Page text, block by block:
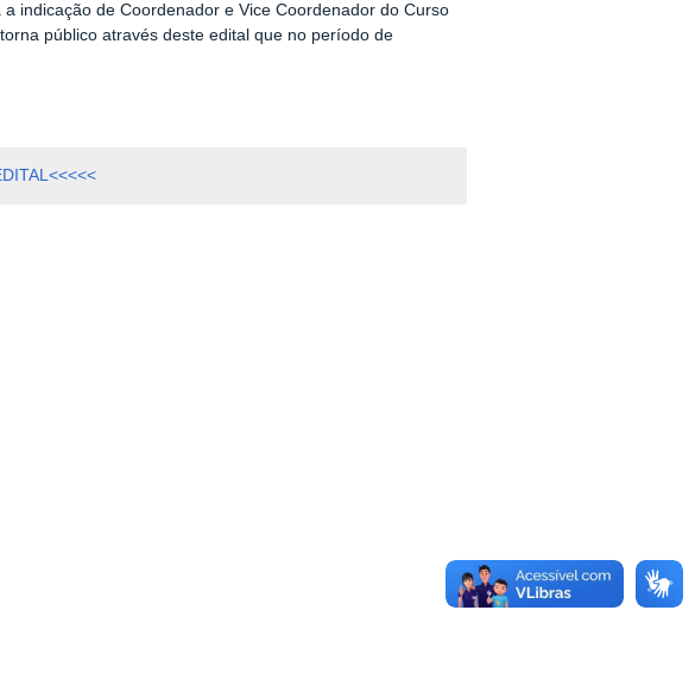
indicação de Coordenador e Vice Coordenador do Curso
público através deste edital que no período de